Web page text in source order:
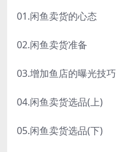
01.闲鱼卖货的心态
02.闲鱼卖货准备
03.增加鱼店的曝光技巧
04.闲鱼卖货选品(上)
05.闲鱼卖货选品(下)